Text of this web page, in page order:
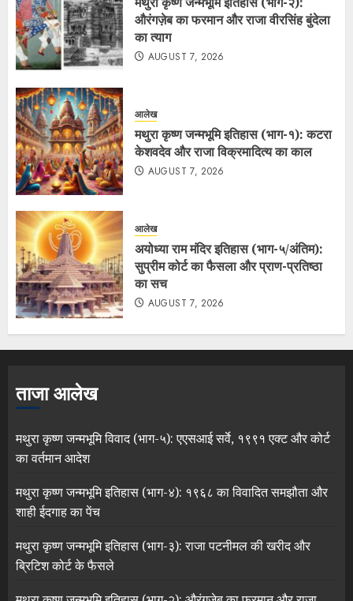
औरंगज़ेब का फरमान और राजा वीरसिंह बुंदेला
का त्याग
AUGUST 7, 2026
आलेख
मथुरा कृष्ण जन्मभूमि इतिहास (भाग-१): कटरा
केशवदेव और राजा विक्रमादित्य का काल
AUGUST 7, 2026
आलेख
अयोध्या राम मंदिर इतिहास (भाग-५/अंतिम):
सुप्रीम कोर्ट का फैसला और प्राण-प्रतिष्ठा
का सच
AUGUST 7, 2026
ताजा आलेख
मथुरा कृष्ण जन्मभूमि विवाद (भाग-५): एएसआई सर्वे, १९९१ एक्ट और कोर्ट
का वर्तमान आदेश
मथुरा कृष्ण जन्मभूमि इतिहास (भाग-४): १९६८ का विवादित समझौता और
शाही ईदगाह का पेंच
मथुरा कृष्ण जन्मभूमि इतिहास (भाग-३): राजा पटनीमल की खरीद और
ब्रिटिश कोर्ट के फैसले